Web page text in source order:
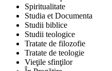
Spiritualitate
Studia et Documenta
Studii biblice
Studii teologice
Tratate de filozofie
Tratate de teologie
Vieţile sfinţilor